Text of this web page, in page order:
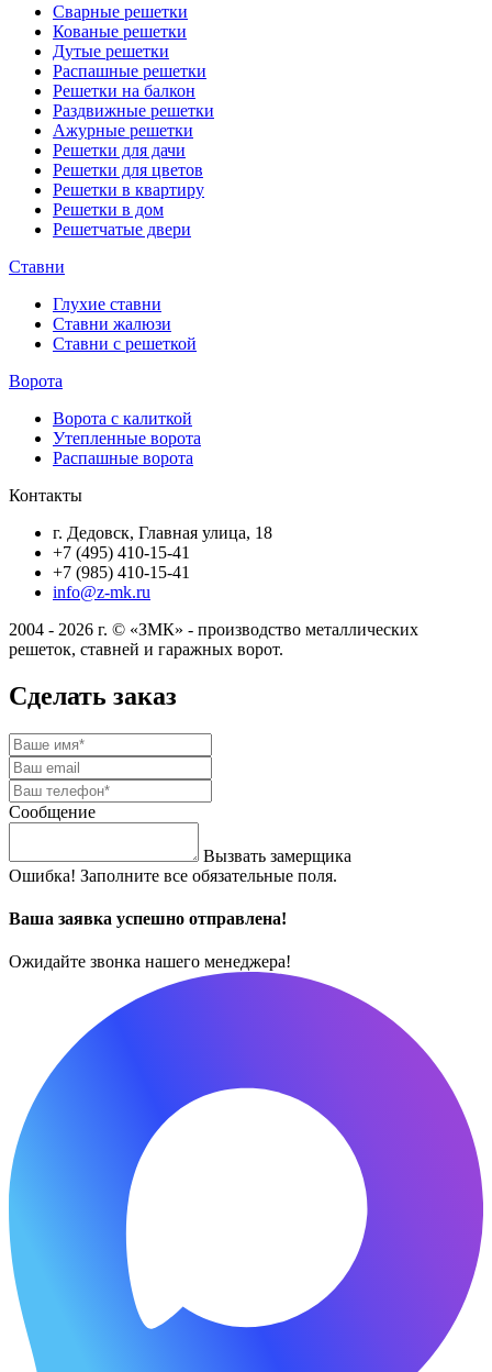
Сварные решетки
Кованые решетки
Дутые решетки
Распашные решетки
Решетки на балкон
Раздвижные решетки
Ажурные решетки
Решетки для дачи
Решетки для цветов
Решетки в квартиру
Решетки в дом
Решетчатые двери
Ставни
Глухие ставни
Ставни жалюзи
Ставни с решеткой
Ворота
Ворота с калиткой
Утепленные ворота
Распашные ворота
Контакты
г. Дедовск, Главная улица, 18
+7 (495) 410-15-41
+7 (985) 410-15-41
info@z-mk.ru
2004 - 2026 г. © «ЗМК» - производство металлических
решеток, ставней и гаражных ворот.
Сделать заказ
Сообщение
Вызвать замерщика
Ошибка! Заполните все обязательные поля.
Ваша заявка успешно отправлена!
Ожидайте звонка нашего менеджера!